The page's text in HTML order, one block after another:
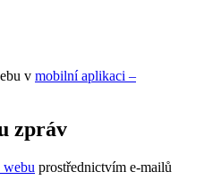
v mobilní aplikaci –
zpráv
webu prostřednictvím e-mailů